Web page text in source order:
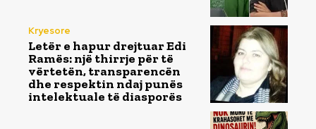
Kryesore
Letër e hapur drejtuar Edi
Ramës: një thirrje për të
vërtetën, transparencën
dhe respektin ndaj punës
intelektuale të diasporës